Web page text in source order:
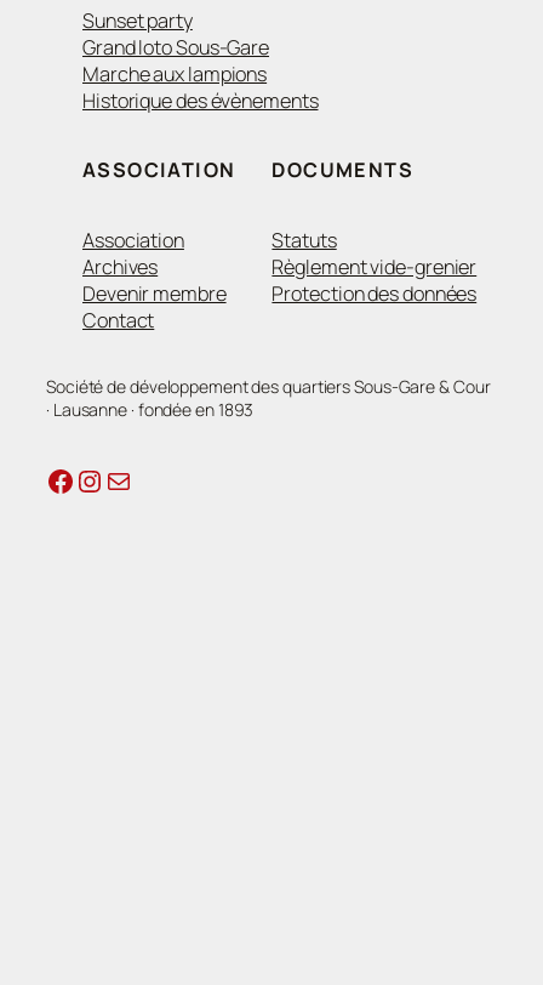
Sunset party
Grand loto Sous-Gare
Marche aux lampions
Historique des évènements
ASSOCIATION
Association
Archives
Devenir membre
Contact
DOCUMENTS
Statuts
Règlement vide-grenier
Protection des données
Société de développement des quartiers Sous-Gare & Cour
· Lausanne · fondée en 1893
Facebook
Instagram
E-mail